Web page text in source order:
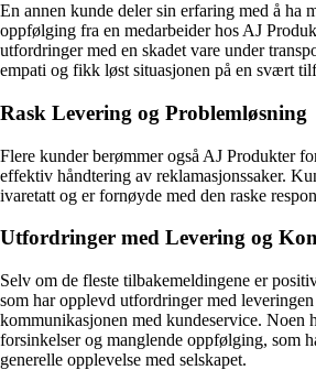
En annen kunde deler sin erfaring med å ha
oppfølging fra en medarbeider hos AJ
utfordringer med en skadet vare under
empati og fikk løst situasjonen på en svært
Rask Levering og Problemløsning
Flere kunder berømmer også AJ Produkter
effektiv håndtering av reklamasjonssaker.
ivaretatt og er fornøyde med den raske
Utfordringer med Levering og
Selv om de fleste tilbakemeldingene er
som har opplevd utfordringer med
kommunikasjonen med kundeservice. Noen
forsinkelser og manglende oppfølging, som
generelle opplevelse med selskapet.